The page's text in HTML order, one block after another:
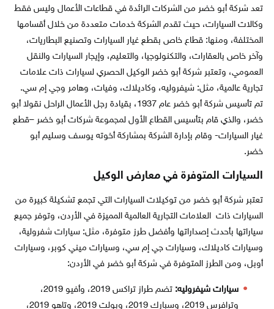
تعد شركة أبو خضر من الشركات الرائدة في قطاعات الأعمال وليس فقط
وكالات السيارات، حيث تقدم الشركة خدمات متعددة من خلال أقسامها
المختلفة، ومنها: قطاع خاص بقطع غيار السيارات وتصنيع البطاريات،
وآخر خاص بالعقارات، والتكنولوجيا، والتعليم، وإيجار السيارات والنقل
العمومي، وتعتبر شركة أبو خضر الوكيل الحصري لسيارات ذات علامات
تجارية عالمية، مثل: شيفروليه، وكاديلاك، وفيات، وهامر وجي إم سي.
تم تأسيس شركة أبو خضر عام 1937، بقيادة رجل الأعمال الراحل نقولا أبو
خضر، والذي قام بتأسيس القطاع الأول لمجموعة شركات أبو خضر –قطع
غيار السيارات- وقام بإدارة الشركة بمشاركة أخوته يوسف وسليم أبو
خضر.
السيارات المتوفرة في معارض الوكيل
تعتبر شركة أبو خضر من توكيلات السيارات التي تجمع تشكيلة كبيرة من
السيارات ذات العلامات التجارية العالمية المميزة في الأردن، وتوفر جميع
سياراتها بأحدث إصداراتها وأفضل طرز متوفرة، مثل: سيارات شفرولية،
وسيارات كاديلاك، وسيارات جي إم سي، وسيارات ميني كوبر، وسيارات
أوبل، ومن الطرز المتوفرة في شركة أبو خضر في الأردن:
سيارات شيفروليه:
تضم طراز تراكس 2019، وأفيو 2019،
وترافرس 2019، وسبارك 2019، وبولت 2019، وتاهو 2019،